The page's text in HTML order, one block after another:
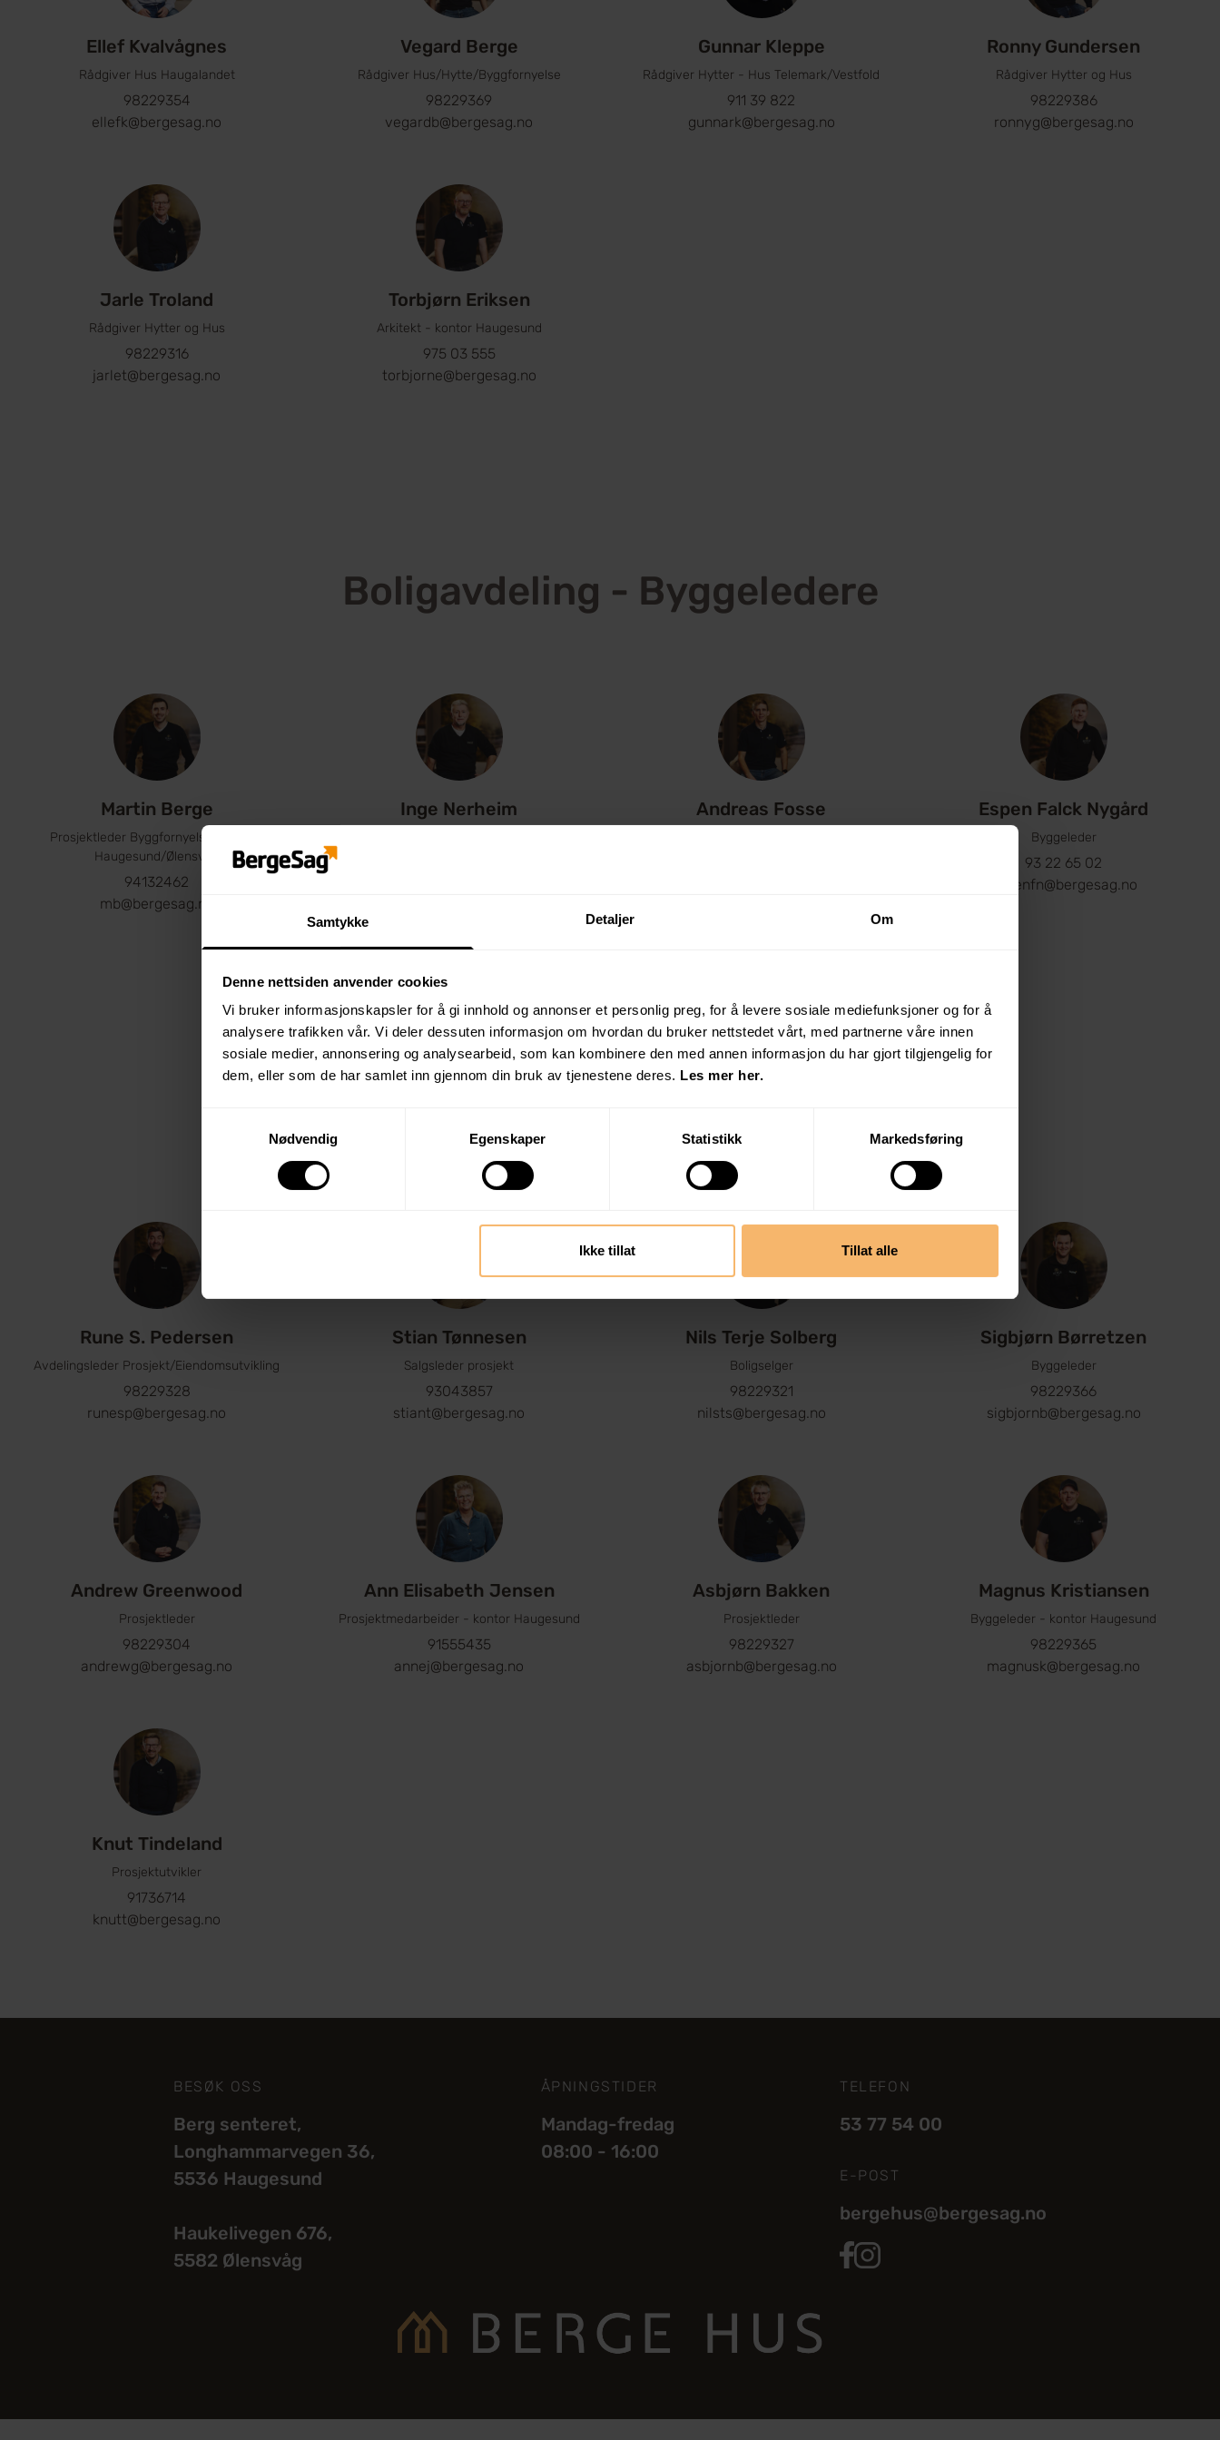
Samtykke Detaljer Om
Denne nettsiden anvender cookies
Vi bruker informasjonskapsler for å gi innhold og annonser et personlig preg, for å levere sosiale mediefunksjoner og for å
analysere trafikken vår. Vi deler dessuten informasjon om hvordan du bruker nettstedet vårt, med partnerne våre innen
sosiale medier, annonsering og analysearbeid, som kan kombinere den med annen informasjon du har gjort tilgjengelig for
dem, eller som de har samlet inn gjennom din bruk av tjenestene deres. Les mer her.
Nødvendig
Egenskaper Statistikk Markedsføring
Ikke tillat Tillat alle
Ellef Kvalvågnes
Rådgiver Hus Haugalandet
98229354
ellefk@bergesag.no
Vegard Berge
Rådgiver Hus/Hytte/Byggfornyelse
98229369
vegardb@bergesag.no
Gunnar Kleppe
Rådgiver Hytter - Hus Telemark/Vestfold
911 39 822
gunnark@bergesag.no
Ronny Gundersen
Rådgiver Hytter og Hus
98229386
ronnyg@bergesag.no
Jarle Troland
Rådgiver Hytter og Hus
98229316
jarlet@bergesag.no
Torbjørn Eriksen
Arkitekt - kontor Haugesund
975 03 555
torbjorne@bergesag.no
Boligavdeling - Byggeledere
Martin Berge
Prosjektleder Byggfornyelse - kontor
Haugesund/Ølensvåg
94132462
mb@bergesag.no
Inge Nerheim Andreas Fosse Espen Falck Nygård
Byggeleder
93 22 65 02
espenfn@bergesag.no
Rune S. Pedersen
Avdelingsleder Prosjekt/Eiendomsutvikling
98229328
runesp@bergesag.no
Stian Tønnesen
Salgsleder prosjekt
93043857
stiant@bergesag.no
Nils Terje Solberg
Boligselger
98229321
nilsts@bergesag.no
Sigbjørn Børretzen
Byggeleder
98229366
sigbjornb@bergesag.no
Andrew Greenwood
Prosjektleder
98229304
andrewg@bergesag.no
Ann Elisabeth Jensen
Prosjektmedarbeider - kontor Haugesund
91555435
annej@bergesag.no
Asbjørn Bakken
Prosjektleder
98229327
asbjornb@bergesag.no
Magnus Kristiansen
Byggeleder - kontor Haugesund
98229365
magnusk@bergesag.no
Knut Tindeland
Prosjektutvikler
91736714
knutt@bergesag.no
BESØK OSS
Berg senteret,
Longhammarvegen 36,
5536 Haugesund
Haukelivegen 676,
5582 Ølensvåg
ÅPNINGSTIDER
Mandag-fredag
08:00 - 16:00
TELEFON
53 77 54 00
E-POST
bergehus@bergesag.no
BergeHus Facebook
BergeHus Instagram